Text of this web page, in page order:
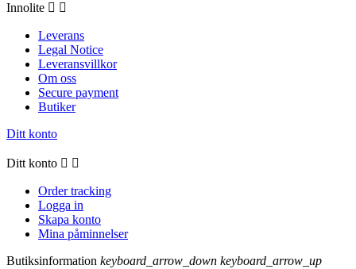
Innolite  
Leverans
Legal Notice
Leveransvillkor
Om oss
Secure payment
Butiker
Ditt konto
Ditt konto  
Order tracking
Logga in
Skapa konto
Mina påminnelser
Butiksinformation keyboard_arrow_down keyboard_arrow_up